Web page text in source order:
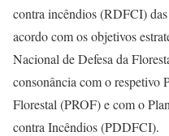
contra incêndios (RDFCI)
acordo com os objetivos
Nacional de Defesa da
consonância com o respetivo
Florestal (PROF) e com o
contra Incêndios (PDDFCI).